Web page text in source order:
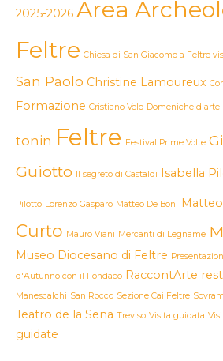
2025-2026 Area
Feltre Chiesa di San Giacomo a Feltre
San Paolo Christine Lamoureux
Formazione Cristiano Velo Domeniche d'arte
tonin Feltre Festival Prime Volte
Guiotto Il segreto di Castaldi Isabella
Pilotto Lorenzo Gasparo Matteo De Boni
Curto Mauro Viani Mercanti di Legname
Museo Diocesano di Feltre
d'Autunno con il Fondaco RaccontArte
Manescalchi San Rocco Sezione Cai Feltre
Teatro de la Sena Treviso Visita guidata
guidate